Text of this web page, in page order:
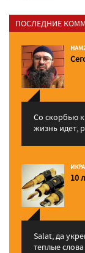
ПОСЛЕДНИЕ
Со скорбью
жизнь идет,
10
Salat, да
теплые слова